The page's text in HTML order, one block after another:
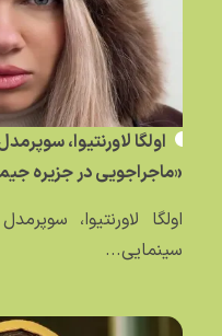
اولگا لاورنتیوا،
«ماجراجویی در جزیره
اولگا لاورنتیوا،
سینمایی...